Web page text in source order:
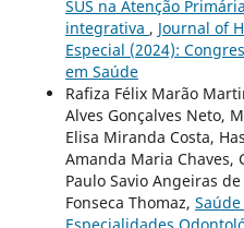
SUS na Atenção
integrativa , Journal of
Especial (2024):
em Saúde
Rafiza Félix Marão
Alves Gonçalves Neto,
Elisa Miranda Costa,
Amanda Maria Chaves,
Paulo Savio Angeiras
Fonseca Thomaz,